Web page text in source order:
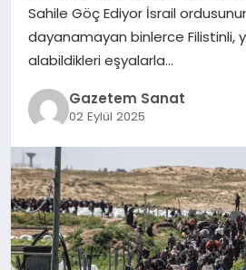
EĞITIM
Sahile Göç Ediyor İsrail
dayanamayan binlerce Filistinli,
alabildikleri eşyalarla…
Gazetem Sanat
02 Eylül 2025